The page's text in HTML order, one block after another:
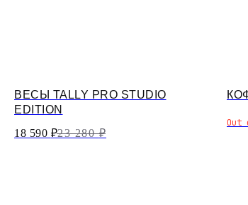
ВЕСЫ TALLY PRO STUDIO
EDITION
18 590 ₽23 280 ₽
Out